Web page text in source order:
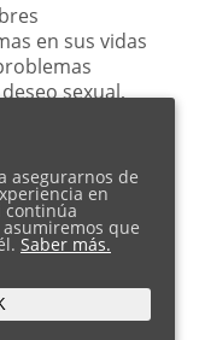
en sus vidas
sexual,
Las
a la
cuando los
de
los hombres
tales
y estresante.
también
hombres
asegurarnos de
en
continúa
que
Saber más.